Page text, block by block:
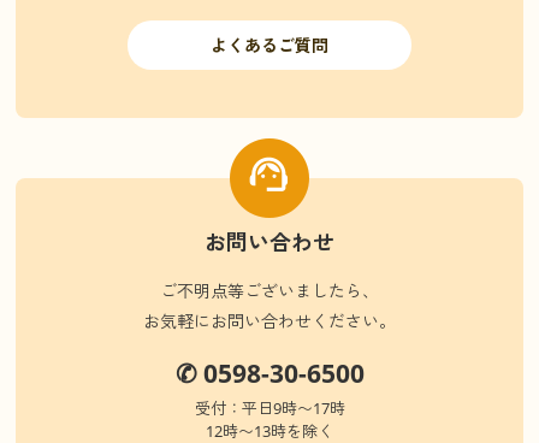
よくあるご質問
お問い合わせ
ご不明点等ございましたら、
お気軽にお問い合わせください。
✆ 0598-30-6500
受付：平日9時〜17時
12時〜13時を除く